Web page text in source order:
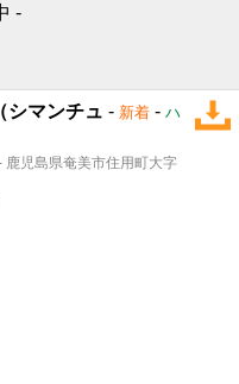
-
マンチュ - 新着 - ハ
児島県奄美市住用町大字